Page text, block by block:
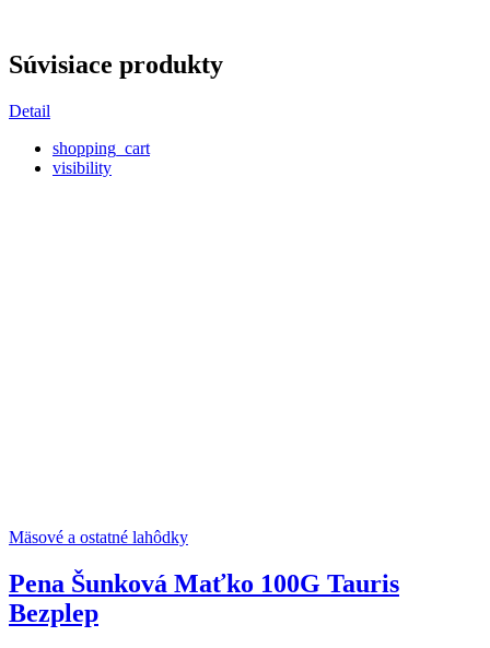
Súvisiace produkty
Detail
shopping_cart
visibility
Mäsové a ostatné lahôdky
Pena Šunková Maťko 100G Tauris
Bezplep